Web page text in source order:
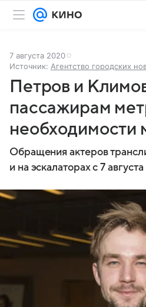
7 августа 2020
Источник: Агентство городских
Петров и
пассажирам
необходимости
Обращения актеров
и на эскалаторах с 7 августа